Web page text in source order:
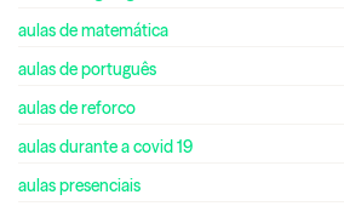
aulas de matemática
aulas de português
aulas de reforco
aulas durante a covid 19
aulas presenciais